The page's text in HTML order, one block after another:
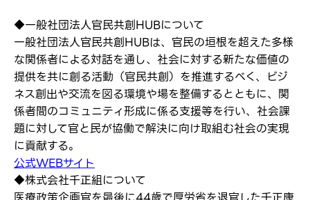
◆一般社団法人官民共創HUBについて
一般社団法人官民共創HUBは、官民の垣根を超えた多様
な関係者による対話を通し、社会に対する新たな価値の
提供を共に創る活動（官民共創）を推進するべく、ビジ
ネス創出や交流を図る環境や場を整備するとともに、関
係者間のコミュニティ形成に係る支援等を行い、社会課
題に対して官と民が協働で解決に向け取組む社会の実現
に貢献する。
公式WEBサイト
◆株式会社千正組について